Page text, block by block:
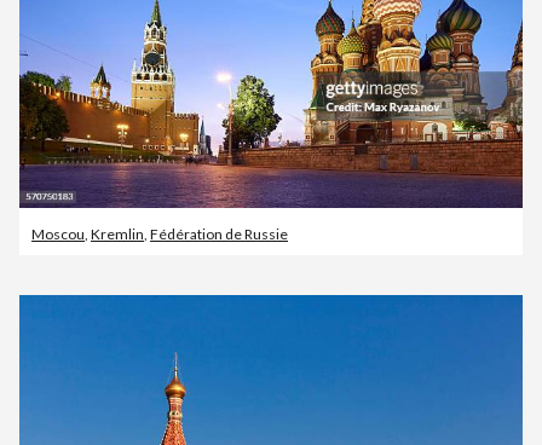
Moscou, Kremlin, Fédération de Russie